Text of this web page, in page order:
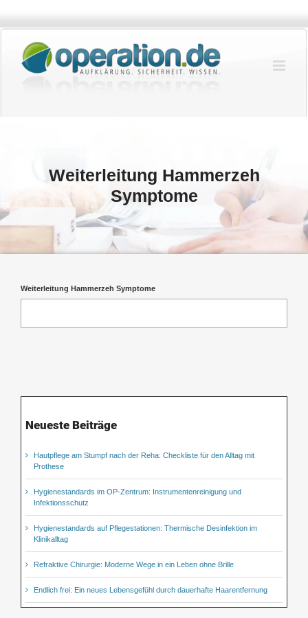
springen
Weiterleitung Hammerzeh
Symptome
Weiterleitung Hammerzeh Symptome
Neueste Beiträge
Hautpflege am Stumpf nach der Reha: Checkliste für den Alltag mit
Prothese
Hygienestandards im OP-Zentrum: Instrumentenreinigung und
Infektionsschutz
Hygienestandards auf Pflegestationen: Thermische Desinfektion im
Klinikalltag
Refraktive Chirurgie: Moderne Wege in ein Leben ohne Brille
Endlich frei: Ein neues Lebensgefühl durch dauerhafte Haarentfernung